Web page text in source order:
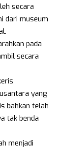
secara
dari museum
pada
secara
yang
bahkan telah
tak benda
menjadi